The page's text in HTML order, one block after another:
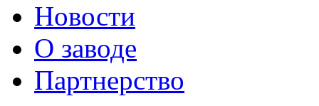
Новости
О заводе
Партнерство